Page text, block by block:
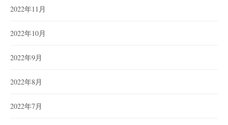
2022年11月
2022年10月
2022年9月
2022年8月
2022年7月